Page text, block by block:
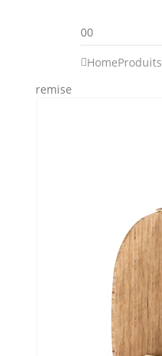
00
HomeProduits
remise